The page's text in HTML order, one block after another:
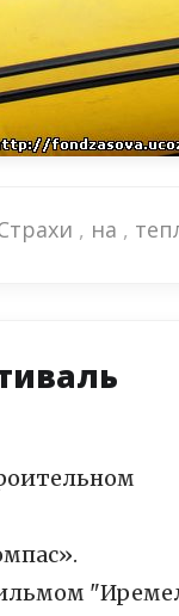
, на ,